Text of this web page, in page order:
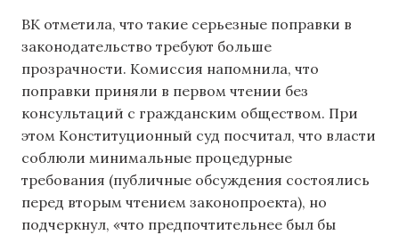
ВК отметила, что такие серьезные поправки в
законодательство требуют больше
прозрачности. Комиссия напомнила, что
поправки приняли в первом чтении без
консультаций с гражданским обществом. При
этом Конституционный суд посчитал, что власти
соблюли минимальные процедурные
требования (публичные обсуждения состоялись
перед вторым чтением законопроекта), но
подчеркнул, «что предпочтительнее был бы